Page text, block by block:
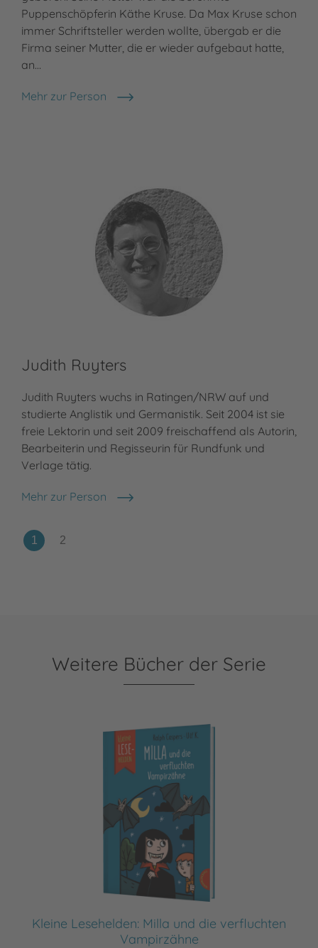
Puppenschöpferin Käthe Kruse. Da Max Kruse schon
immer Schriftsteller werden wollte, übergab er die
Firma seiner Mutter, die er wieder aufgebaut hatte,
an…
Mehr zur Person
Max Kruse
Judith Ruyters
Judith Ruyters wuchs in Ratingen/NRW auf und
studierte Anglistik und Germanistik. Seit 2004 ist sie
freie Lektorin und seit 2009 freischaffend als Autorin,
Bearbeiterin und Regisseurin für Rundfunk und
Verlage tätig.
Mehr zur Person
Judith Ruyters
Weitere Bücher der Serie
Kleine Lesehelden: Milla und die verfluchten
Vampirzähne